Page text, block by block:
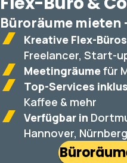
Büroräume mieten
Kreative Flex-
Freelancer, Start-
Meetingräumefür
Top-Services
Kaffee & mehr
Verfügbar in
Hannover,